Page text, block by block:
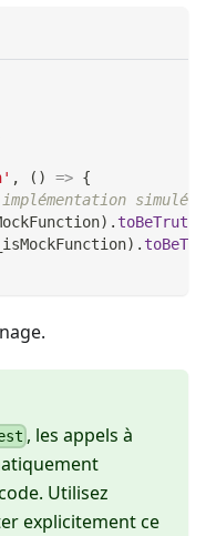
, ( ) => {
simulée,
) . toBeTruthy
_isMockFunction) .
, les appels à
Utilisez
explicitement ce